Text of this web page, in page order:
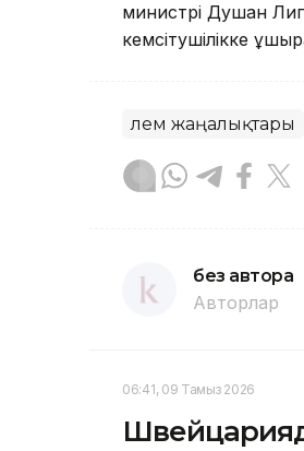
министрі Душан
кемсітушілікке
Әлем жаңалықтары
без автора
Авторлар
06:41, 09 Тамыз 2026